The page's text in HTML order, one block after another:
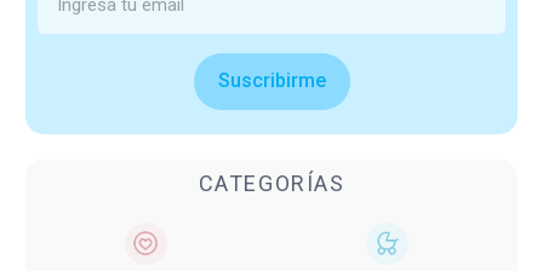
Suscribirme
CATEGORÍAS